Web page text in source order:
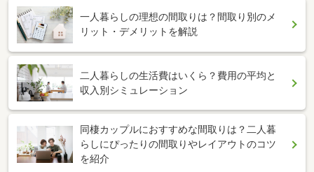
一人暮らしの理想の間取りは？間取り別のメ
リット・デメリットを解説
二人暮らしの生活費はいくら？費用の平均と
収入別シミュレーション
同棲カップルにおすすめな間取りは？二人暮
らしにぴったりの間取りやレイアウトのコツ
を紹介